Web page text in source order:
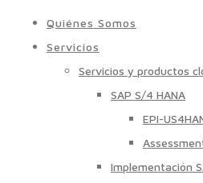
Quiénes Somos
Servicios
Servicios y productos
SAP S/4 HANA
EPI-
Implementación